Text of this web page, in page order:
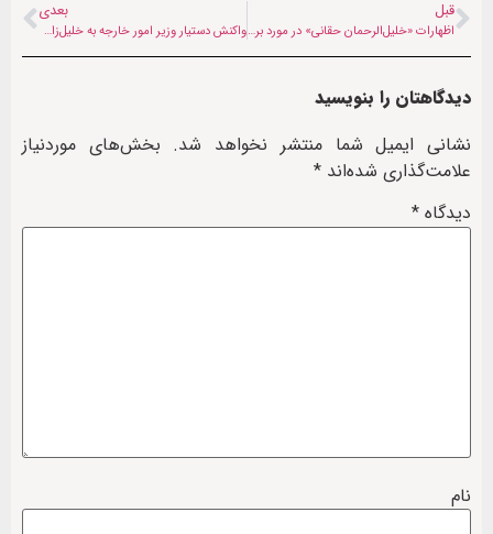
قبل
اظهارات «خلیل‌الرحمان حقانی» در مورد برخی رهبران نظام پیشین افغانستان
بعدی
واکنش دستیار وزیر امور خارجه به خلیل‌زاد: باید دید چه بذری کاشته‌اید
دیدگاهتان را بنویسید
نشانی ایمیل شما منتشر نخواهد شد. بخش‌های موردنیاز
علامت‌گذاری شده‌اند *
دیدگاه *
نام